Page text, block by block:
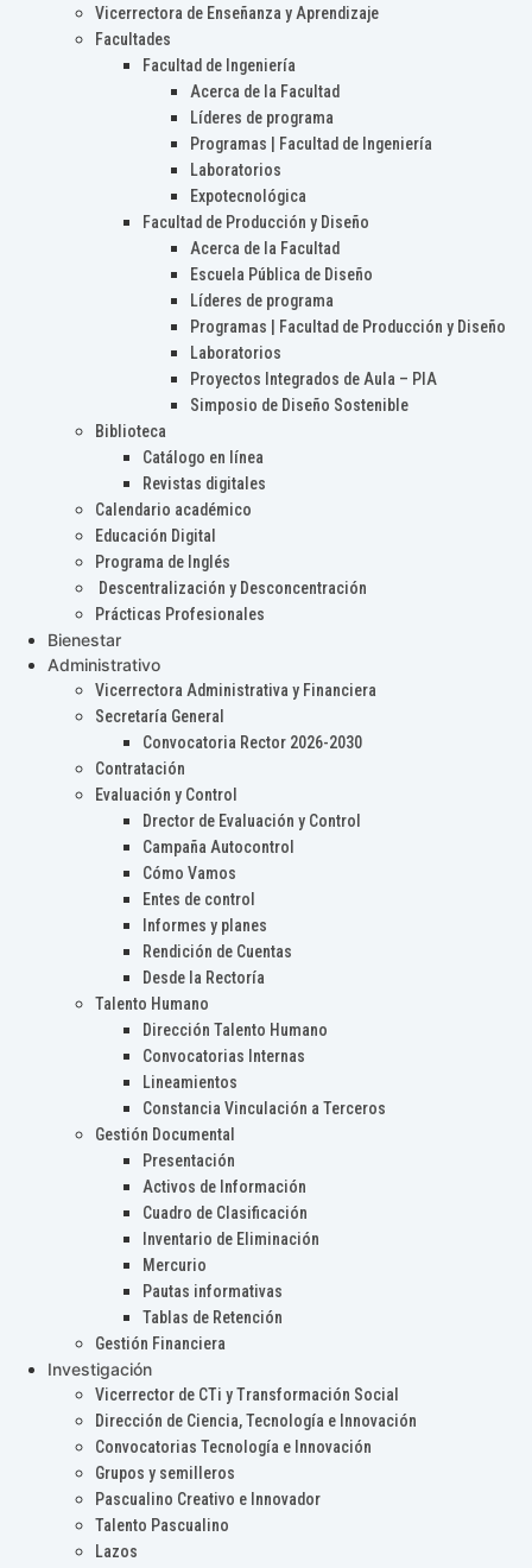
Vicerrectora de Enseñanza y Aprendizaje
Facultades
Facultad de Ingeniería
Acerca de la Facultad
Líderes de programa
Programas | Facultad de Ingeniería
Laboratorios
Expotecnológica
Facultad de Producción y Diseño
Acerca de la Facultad
Escuela Pública de Diseño
Líderes de programa
Programas | Facultad de Producción y Diseño
Laboratorios
Proyectos Integrados de Aula – PIA
Simposio de Diseño Sostenible
Biblioteca
Catálogo en línea
Revistas digitales
Calendario académico
Educación Digital
Programa de Inglés
Descentralización y Desconcentración
Prácticas Profesionales
Bienestar
Administrativo
Vicerrectora Administrativa y Financiera
Secretaría General
Convocatoria Rector 2026-2030
Contratación
Evaluación y Control
Drector de Evaluación y Control
Campaña Autocontrol
Cómo Vamos
Entes de control
Informes y planes
Rendición de Cuentas
Desde la Rectoría
Talento Humano
Dirección Talento Humano
Convocatorias Internas
Lineamientos
Constancia Vinculación a Terceros
Gestión Documental
Presentación
Activos de Información
Cuadro de Clasificación
Inventario de Eliminación
Mercurio
Pautas informativas
Tablas de Retención
Gestión Financiera
Investigación
Vicerrector de CTi y Transformación Social
Dirección de Ciencia, Tecnología e Innovación
Convocatorias Tecnología e Innovación
Grupos y semilleros
Pascualino Creativo e Innovador
Talento Pascualino
Lazos